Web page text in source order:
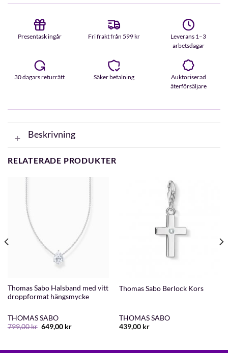
Presentask ingår Fri frakt från 599 kr
Leverans 1–3
arbetsdagar
30 dagars returrätt Säker betalning
Auktoriserad
återförsäljare
Beskrivning
RELATERADE PRODUKTER
Thomas Sabo Halsband med vitt
droppformat hängsmycke
THOMAS SABO
799,00kr Det
ursprungliga
649,00 krDet
Thomas Sabo Berlock Kors
THOMAS SABO
439,00 kr